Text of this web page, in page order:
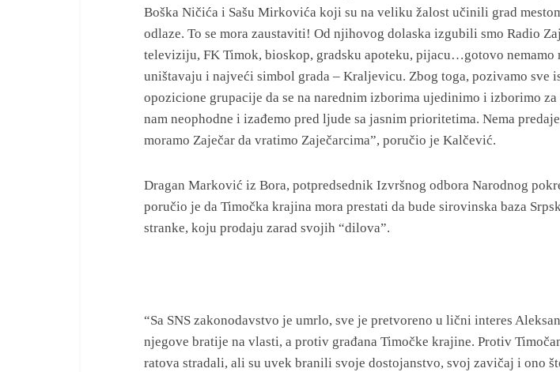
Boška Ničića i Sašu Mirkovića koji su na veliku žalost učinili grad
odlaze. To se mora zaustaviti! Od njihovog dolaska izgubili smo Radio
televiziju, FK Timok, bioskop, gradsku apoteku, pijacu…gotovo nemamo
uništavaju i najveći simbol grada – Kraljevicu. Zbog toga, pozivamo sve
opozicione grupacije da se na narednim izborima ujedinimo i izborimo za
nam neophodne i izađemo pred ljude sa jasnim prioritetima. Nema
moramo Zaječar da vratimo Zaječarcima”, poručio je Kalčević.
Dragan Marković iz Bora, potpredsednik Izvršnog odbora Narodnog
poručio je da Timočka krajina mora prestati da bude sirovinska baza
stranke, koju prodaju zarad svojih “dilova”.
“Sa SNS zakonodavstvo je umrlo, sve je pretvoreno u lični interes
njegove bratije na vlasti, a protiv građana Timočke krajine. Protiv
ratova stradali, ali su uvek branili svoje dostojanstvo, svoj zavičaj i ono